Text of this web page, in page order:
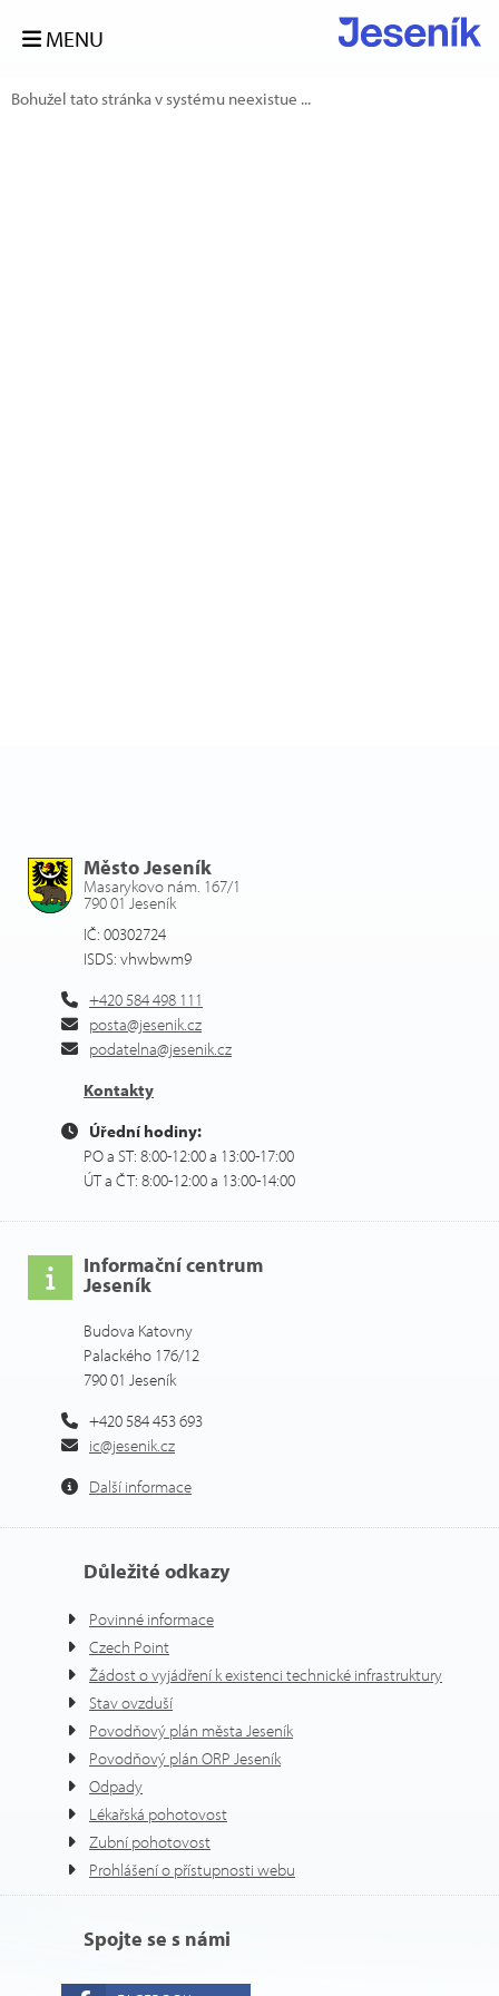
MENU
Bohužel tato stránka v systému neexistue ...
Město Jeseník
Masarykovo nám. 167/1
790 01 Jeseník
IČ: 00302724
ISDS: vhwbwm9
+420 584 498 111
posta@jesenik.cz
podatelna@jesenik.cz
Kontakty
Úřední hodiny:
PO a ST: 8:00-12:00 a 13:00-17:00
ÚT a ČT: 8:00-12:00 a 13:00-14:00
Informační centrum
Jeseník
Budova Katovny
Palackého 176/12
790 01 Jeseník
+420 584 453 693
ic@jesenik.cz
Další informace
Důležité odkazy
Povinné informace
Czech Point
Žádost o vyjádření k existenci technické infrastruktury
Stav ovzduší
Povodňový plán města Jeseník
Povodňový plán ORP Jeseník
Odpady
Lékařská pohotovost
Zubní pohotovost
Prohlášení o přístupnosti webu
Spojte se s námi